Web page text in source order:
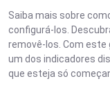
Saiba mais sobre
configurá-los.
removê-los. Com este
um dos indicadores
que esteja só